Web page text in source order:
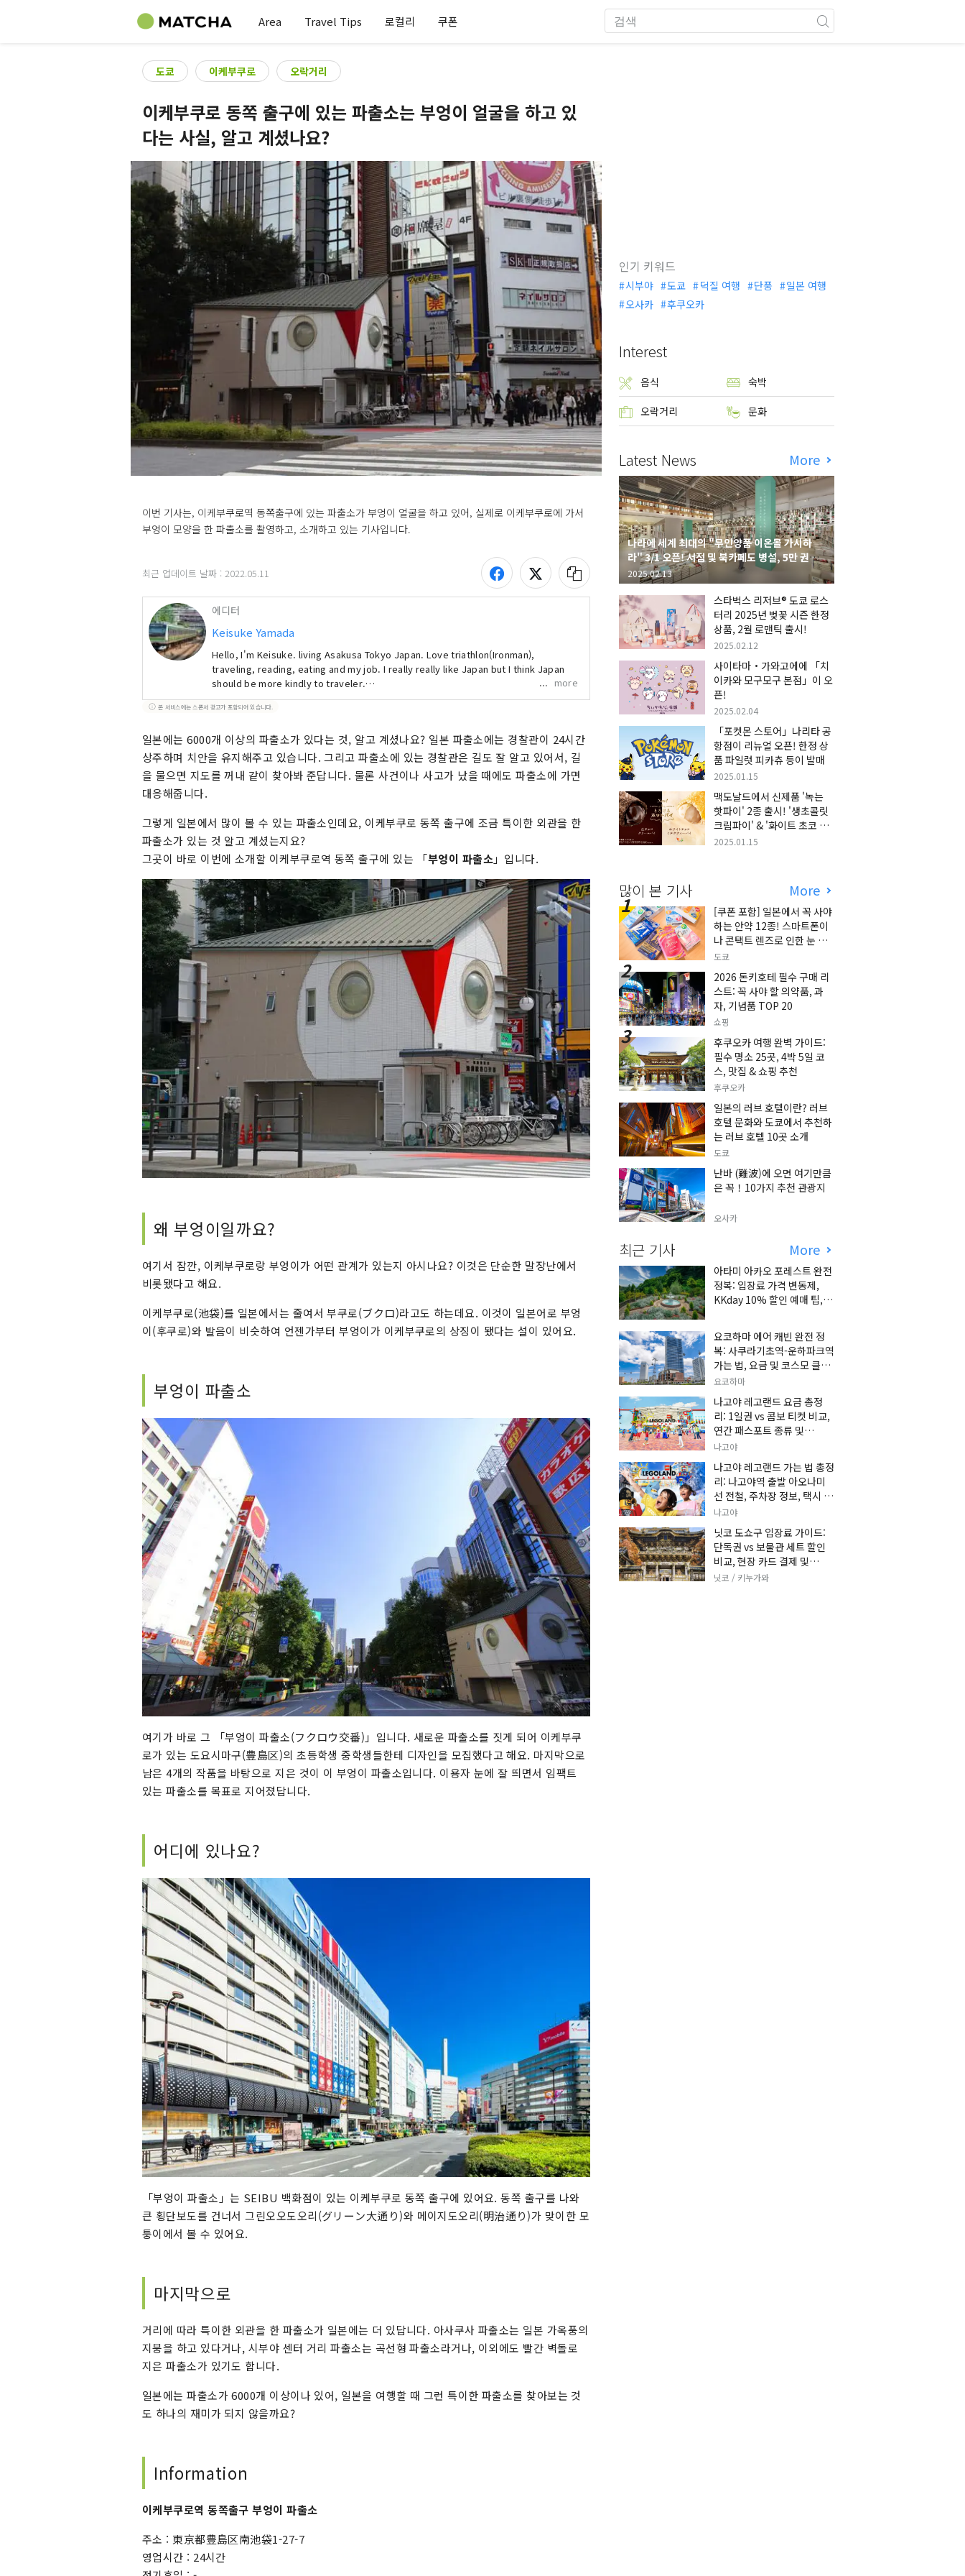
Area Travel Tips 로컬리 쿠폰
도쿄 이케부쿠로 오락거리
이케부쿠로 동쪽 출구에 있는 파출소는 부엉이 얼굴을 하고 있
다는 사실, 알고 계셨나요?
이번 기사는, 이케부쿠로역 동쪽출구에 있는 파출소가 부엉이 얼굴을 하고 있어, 실제로 이케부쿠로에 가서
부엉이 모양을 한 파출소를 촬영하고, 소개하고 있는 기사입니다.
최근 업데이트 날짜 : 2022.05.11
에디터
Keisuke Yamada
Hello, I'm Keisuke. living Asakusa Tokyo Japan. Love triathlon(Ironman),
traveling, reading, eating and my job. I really really like Japan but I think Japan
should be more kindly to traveler.
https://www.facebook.com/keisukeyamada84
more
본 서비스에는 스폰서 광고가 포함되어 있습니다.
일본에는 6000개 이상의 파출소가 있다는 것, 알고 계셨나요? 일본 파출소에는 경찰관이 24시간
상주하며 치안을 유지해주고 있습니다. 그리고 파출소에 있는 경찰관은 길도 잘 알고 있어서, 길
을 물으면 지도를 꺼내 같이 찾아봐 준답니다. 물론 사건이나 사고가 났을 때에도 파출소에 가면
대응해줍니다.
그렇게 일본에서 많이 볼 수 있는 파출소인데요, 이케부쿠로 동쪽 출구에 조금 특이한 외관을 한
파출소가 있는 것 알고 계셨는지요?
그곳이 바로 이번에 소개할 이케부쿠로역 동쪽 출구에 있는 「부엉이 파출소」입니다.
왜 부엉이일까요?
여기서 잠깐, 이케부쿠로랑 부엉이가 어떤 관계가 있는지 아시나요? 이것은 단순한 말장난에서
비롯됐다고 해요.
이케부쿠로(池袋)를 일본에서는 줄여서 부쿠로(ブクロ)라고도 하는데요. 이것이 일본어로 부엉
이(후쿠로)와 발음이 비슷하여 언젠가부터 부엉이가 이케부쿠로의 상징이 됐다는 설이 있어요.
부엉이 파출소
여기가 바로 그 「부엉이 파출소(フクロウ交番)」입니다. 새로운 파출소를 짓게 되어 이케부쿠
로가 있는 도요시마구(豊島区)의 초등학생 중학생들한테 디자인을 모집했다고 해요. 마지막으로
남은 4개의 작품을 바탕으로 지은 것이 이 부엉이 파출소입니다. 이용자 눈에 잘 띄면서 임팩트
있는 파출소를 목표로 지어졌답니다.
어디에 있나요?
「부엉이 파출소」는 SEIBU 백화점이 있는 이케부쿠로 동쪽 출구에 있어요. 동쪽 출구를 나와
큰 횡단보도를 건너서 그린오오도오리(グリーン大通り)와 메이지도오리(明治通り)가 맞이한 모
퉁이에서 볼 수 있어요.
마지막으로
거리에 따라 특이한 외관을 한 파출소가 일본에는 더 있답니다. 아사쿠사 파출소는 일본 가옥풍의
지붕을 하고 있다거나, 시부야 센터 거리 파출소는 곡선형 파출소라거나, 이외에도 빨간 벽돌로
지은 파출소가 있기도 합니다.
일본에는 파출소가 6000개 이상이나 있어, 일본을 여행할 때 그런 특이한 파출소를 찾아보는 것
도 하나의 재미가 되지 않을까요?
Information
이케부쿠로역 동쪽출구 부엉이 파출소
주소 : 東京都豊島区南池袋1-27-7
영업시간 : 24시간
인기 키워드
시부야 도쿄 덕질 여행 단풍
일본 여행
오사카
후쿠오카
Interest
음식 숙박
오락거리 문화
Latest News More
나라에 세계 최대의 "무인양품 이온몰 가시하
라" 3/1 오픈! 서점 및 북카페도 병설, 5만 권의
"가시하라 서점"도 출점
2025.02.13
스타벅스 리저브® 도쿄 로스
터리 2025년 벚꽃 시즌 한정
상품, 2월 로맨틱 출시!
2025.02.12
사이타마・가와고에에 「치
이카와 모구모구 본점」이 오
픈!
2025.02.04
「포켓몬 스토어」나리타 공
항점이 리뉴얼 오픈! 한정 상
품 파일럿 피카츄 등이 발매
2025.01.15
맥도날드에서 신제품 '녹는
핫파이' 2종 출시! '생초콜릿
크림파이' & '화이트 초코 밀
크티 파이' 출시!
2025.01.15
많이 본 기사 More
[쿠폰 포함] 일본에서 꼭 사야
하는 안약 12종! 스마트폰이
나 콘택트 렌즈로 인한 눈 피
로에 최적!
도쿄
2026 돈키호테 필수 구매 리
스트: 꼭 사야 할 의약품, 과
자, 기념품 TOP 20
쇼핑
후쿠오카 여행 완벽 가이드:
필수 명소 25곳, 4박 5일 코
스, 맛집 & 쇼핑 추천
후쿠오카
일본의 러브 호텔이란? 러브
호텔 문화와 도쿄에서 추천하
는 러브 호텔 10곳 소개
도쿄
난바 (難波)에 오면 여기만큼
은 꼭！10가지 추천 관광지
오사카
최근 기사 More
아타미 아카오 포레스트 완전
정복: 입장료 가격 변동제,
KKday 10% 할인 예매 팁, 쿠
요코하마 에어 캐빈 완전 정
복: 사쿠라기초역-운하파크역
가는 법, 요금 및 코스모 클락
세트권 할인, 추천 관광 코스
총정리
요코하마
나고야 레고랜드 요금 총정
리: 1일권 vs 콤보 티켓 비교,
연간 패스포트 종류 및
KKday 온라인 사전 할인 예
매 팁
나고야
나고야 레고랜드 가는 법 총정
리: 나고야역 출발 아오나미
선 전철, 주차장 정보, 택시 요
금 및 입장권 예약 팁
나고야
닛코 도쇼구 입장료 가이드:
단독권 vs 보물관 세트 할인
비교, 현장 카드 결제 및
KKday 사전 예매 팁
닛코 / 키누가와